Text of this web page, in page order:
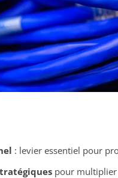
: levier essentiel pour
pour multiplier